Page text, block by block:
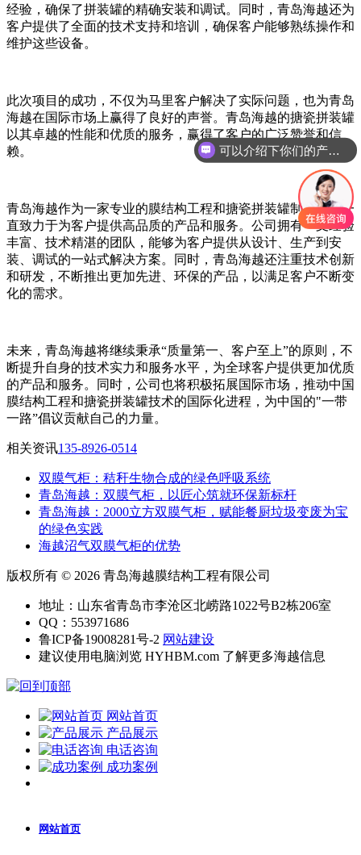
经验，确保了拼装罐的精确安装和调试。同时，青岛海越还为
客户提供了全面的技术支持和培训，确保客户能够熟练操作和
维护这些设备。
此次项目的成功，不仅为马里客户解决了实际问题，也为青岛
海越在国际市场上赢得了良好的声誉。青岛海越的搪瓷拼装罐
以其卓越的性能和优质的服务，赢得了客户的广泛赞誉和信
赖。
青岛海越作为一家专业的膜结构工程和搪瓷拼装罐制造商，一
直致力于为客户提供高品质的产品和服务。公司拥有一支经验
丰富、技术精湛的团队，能够为客户提供从设计、生产到安
装、调试的一站式解决方案。同时，青岛海越还注重技术创新
和研发，不断推出更加先进、环保的产品，以满足客户不断变
化的需求。
未来，青岛海越将继续秉承“质量第一、客户至上”的原则，不
断提升自身的技术实力和服务水平，为全球客户提供更加优质
的产品和服务。同时，公司也将积极拓展国际市场，推动中国
膜结构工程和搪瓷拼装罐技术的国际化进程，为中国的"一带
一路”倡议贡献自己的力量。
相关资讯135-8926-0514
双膜气柜：秸秆生物合成的绿色呼吸系统
青岛海越：双膜气柜，以匠心筑就环保新标杆
‌青岛海越：2000立方双膜气柜，赋能餐厨垃圾变废为宝
的绿色实践
海越沼气双膜气柜的优势
版权所有 © 2026 青岛海越膜结构工程有限公司
地址：山东省青岛市李沧区北崂路1022号B2栋206室
QQ：553971686
鲁ICP备19008281号-2 网站建设
建议使用电脑浏览 HYHBM.com 了解更多海越信息
网站首页
产品展示
电话咨询
成功案例
网站首页
可以介绍下你们的产品么？